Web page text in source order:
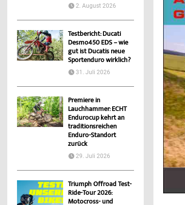
2. August 2026
Testbericht: Ducati
Desmo450 EDS – wie
gut ist Ducatis neue
Sportenduro wirklich?
31. Juli 2026
Premiere in
Lauchhammer: ECHT
Endurocup kehrt an
traditionsreichen
Enduro-Standort
zurück
29. Juli 2026
Triumph Offroad Test-
Ride-Tour 2026:
Motocross- und